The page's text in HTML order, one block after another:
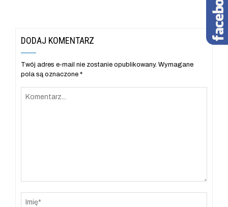
DODAJ KOMENTARZ
Twój adres e-mail nie zostanie opublikowany. Wymagane
pola są oznaczone *